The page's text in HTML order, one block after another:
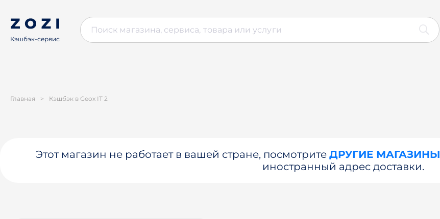
Кэшбэк-сервис
Главная > Кэшбэк в Geox IT 2
Этот магазин не работает в вашей стране, посмотрите ДРУГИЕ МАГАЗИНЫ
иностранный адрес доставки.